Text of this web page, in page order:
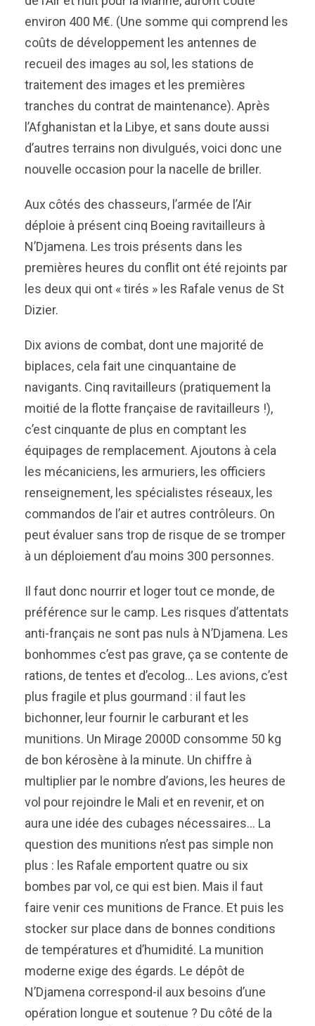
environ 400 M€. (Une somme qui comprend les
coûts de développement les antennes de
recueil des images au sol, les stations de
traitement des images et les premières
tranches du contrat de maintenance). Après
l’Afghanistan et la Libye, et sans doute aussi
d’autres terrains non divulgués, voici donc une
nouvelle occasion pour la nacelle de briller.
Aux côtés des chasseurs, l’armée de l’Air
déploie à présent cinq Boeing ravitailleurs à
N’Djamena. Les trois présents dans les
premières heures du conflit ont été rejoints par
les deux qui ont « tirés » les Rafale venus de St
Dizier.
Dix avions de combat, dont une majorité de
biplaces, cela fait une cinquantaine de
navigants. Cinq ravitailleurs (pratiquement la
moitié de la flotte française de ravitailleurs !),
c’est cinquante de plus en comptant les
équipages de remplacement. Ajoutons à cela
les mécaniciens, les armuriers, les officiers
renseignement, les spécialistes réseaux, les
commandos de l’air et autres contrôleurs. On
peut évaluer sans trop de risque de se tromper
à un déploiement d’au moins 300 personnes.
Il faut donc nourrir et loger tout ce monde, de
préférence sur le camp. Les risques d’attentats
anti-français ne sont pas nuls à N’Djamena. Les
bonhommes c’est pas grave, ça se contente de
rations, de tentes et d’ecolog… Les avions, c’est
plus fragile et plus gourmand : il faut les
bichonner, leur fournir le carburant et les
munitions. Un Mirage 2000D consomme 50 kg
de bon kérosène à la minute. Un chiffre à
multiplier par le nombre d’avions, les heures de
vol pour rejoindre le Mali et en revenir, et on
aura une idée des cubages nécessaires… La
question des munitions n’est pas simple non
plus : les Rafale emportent quatre ou six
bombes par vol, ce qui est bien. Mais il faut
faire venir ces munitions de France. Et puis les
stocker sur place dans de bonnes conditions
de températures et d’humidité. La munition
moderne exige des égards. Le dépôt de
N’Djamena correspond-il aux besoins d’une
opération longue et soutenue ? Du côté de la